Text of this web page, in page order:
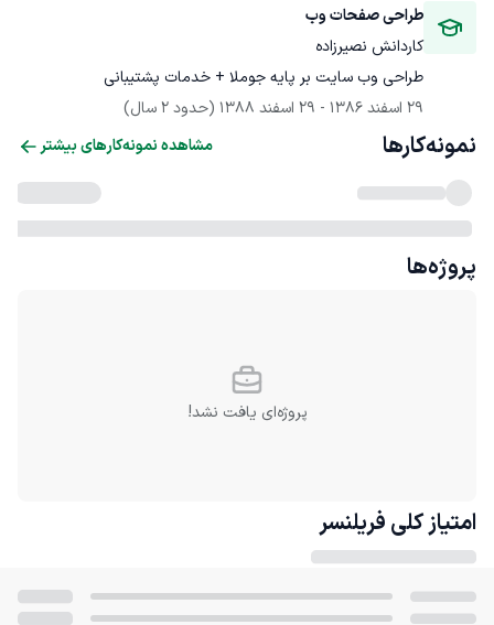
طراحی صفحات وب
کاردانش نصیرزاده
طراحی وب سایت بر پایه جوملا + خدمات پشتیبانی
29 اسفند 1386
- 29 اسفند 1388 (حدود 2 سال)
نمونه‌کارها مشاهده نمونه‌کارهای بیشتر
پروژه‌ها
پروژه‌ای یافت نشد!
امتیاز کلی فریلنسر